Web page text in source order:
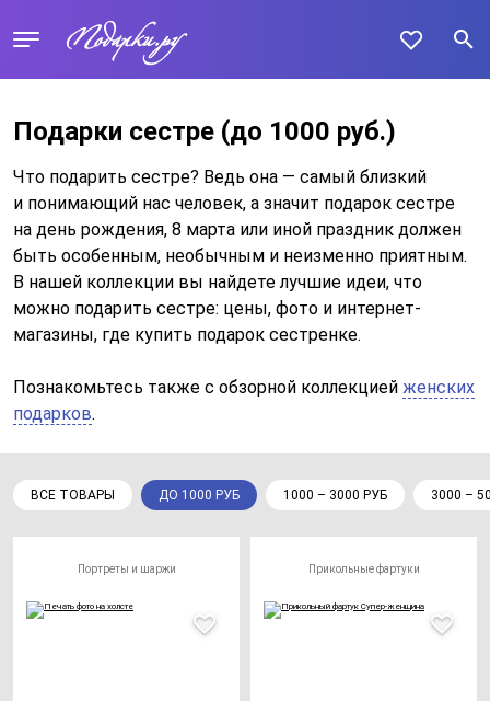
Подарки сестре (до 1000 руб.)
Что подарить сестре? Ведь она — самый близкий
и понимающий нас человек, а значит подарок сестре
на день рождения, 8 марта или иной праздник должен
быть особенным, необычным и неизменно приятным.
В нашей коллекции вы найдете лучшие идеи, что
можно подарить сестре: цены, фото и интернет-
магазины, где купить подарок сестренке.
Познакомьтесь также с обзорной коллекцией женских
подарков.
ВСЕ ТОВАРЫ ДО 1000 РУБ 1000 – 3000 РУБ 3000 –
Портреты и шаржи Прикольные фартуки